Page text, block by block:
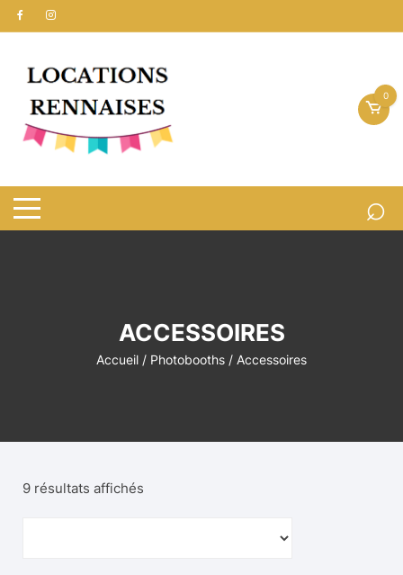
Aller
au
0
ACCESSOIRES
Accueil / Photobooths / Accessoires
9 résultats affichés